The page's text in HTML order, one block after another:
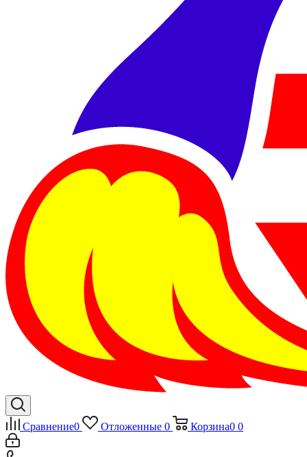
Сравнение0 Отложенные 0 Корзина0 0